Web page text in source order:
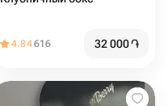
4.84616 32 000֏